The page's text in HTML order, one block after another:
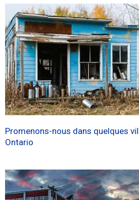
Promenons-nous dans quelques
Ontario